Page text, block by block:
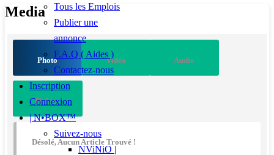
Media
Photo Vidéo Audio
Fichier
Désolé, Aucun Article Trouvé !
Tous les Emplois
Publier une
annonce
F.A.Q ( Aides )
Contactez-nous
Inscription
Connexion
| N•BOX™
Suivez-nous
NViNiO |